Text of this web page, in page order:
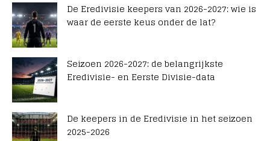
De Eredivisie keepers van 2026-2027: wie is
waar de eerste keus onder de lat?
Seizoen 2026-2027: de belangrijkste
Eredivisie- en Eerste Divisie-data
De keepers in de Eredivisie in het seizoen
2025-2026